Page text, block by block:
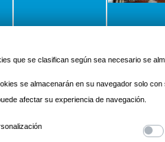
3
Jueves
4
Viernes
que se clasifican según sea necesario se
se almacenarán en su navegador solo con
afectar su experiencia de navegación.